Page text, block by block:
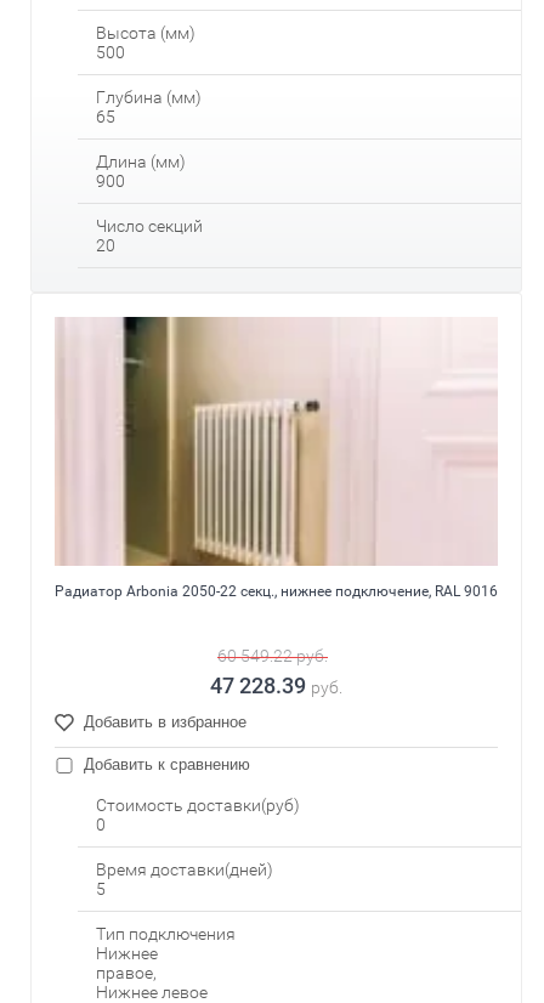
Высота (мм)
500
Глубина (мм)
65
Длина (мм)
900
Число секций
20
Радиатор Arbonia 2050-22 секц., нижнее подключение, RAL 9016
60 549.22руб.
47 228.39 руб.
Добавить в избранное
Добавить к сравнению
Стоимость доставки(руб)
0
Время доставки(дней)
5
Тип подключения
Нижнее
правое,
Нижнее левое